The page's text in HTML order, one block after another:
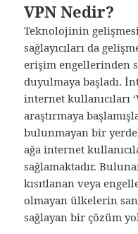
VPN Nedir?
Teknolojinin
sağlayıcıları da
erişim engellerinden
duyulmaya başladı.
internet kullanıcıları
araştırmaya
bulunmayan bir
ağa internet
sağlamaktadır.
kısıtlanan veya
olmayan ülkelerin
sağlayan bir çözüm